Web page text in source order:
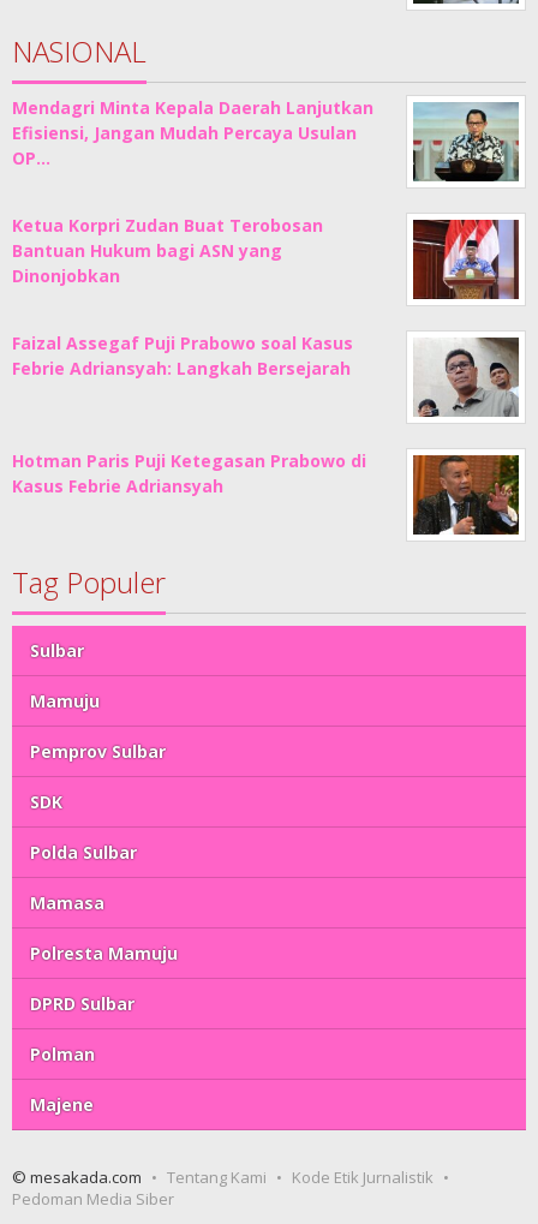
NASIONAL
Mendagri Minta Kepala Daerah Lanjutkan
Efisiensi, Jangan Mudah Percaya Usulan
OP…
Ketua Korpri Zudan Buat Terobosan
Bantuan Hukum bagi ASN yang
Dinonjobkan
Faizal Assegaf Puji Prabowo soal Kasus
Febrie Adriansyah: Langkah Bersejarah
Hotman Paris Puji Ketegasan Prabowo di
Kasus Febrie Adriansyah
Tag Populer
Sulbar
Mamuju
Pemprov Sulbar
SDK
Polda Sulbar
Mamasa
Polresta Mamuju
DPRD Sulbar
Polman
Majene
© mesakada.com Tentang Kami
Kode Etik Jurnalistik
Pedoman Media Siber